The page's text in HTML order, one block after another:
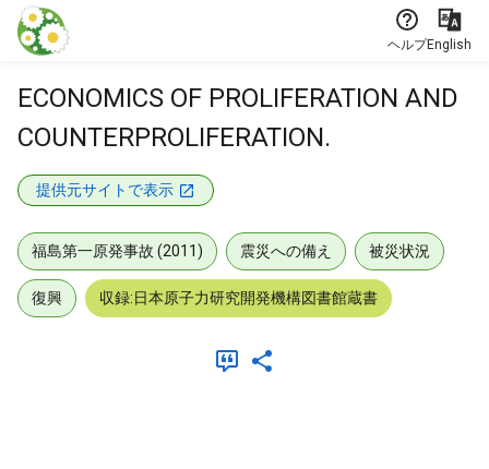
本文に飛ぶ
ヘルプEnglish
ECONOMICS OF PROLIFERATION AND
COUNTERPROLIFERATION.
提供元サイトで表示
福島第一原発事故 (2011) 震災への備え 被災状況
復興 収録:日本原子力研究開発機構図書館蔵書